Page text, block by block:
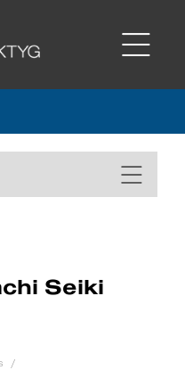
Seiki